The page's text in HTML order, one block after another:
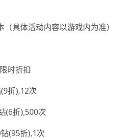
具体活动内容以游戏内为准）
时折扣
折),12次
(6折),500次
(95折),1次